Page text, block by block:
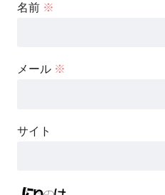
名前 ※
メール ※
サイト